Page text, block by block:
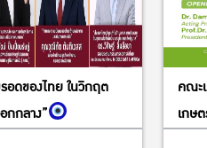
อดของไทย ในวิกฤต
กกลาง”
คณะ
เกษ